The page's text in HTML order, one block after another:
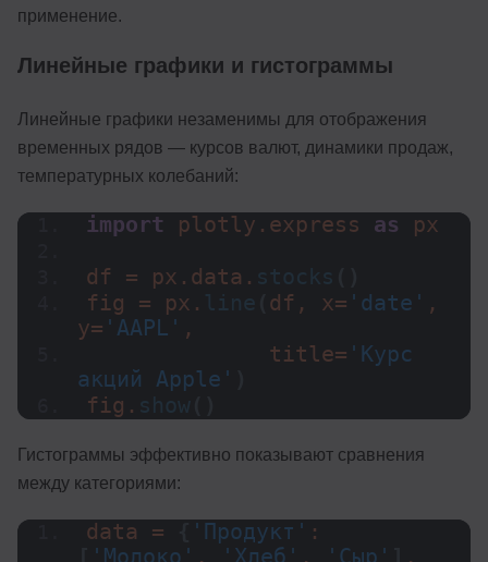
применение.
Линейные графики и гистограммы
Линейные графики незаменимы для отображения
временных рядов — курсов валют, динамики продаж,
температурных колебаний:
import plotly.express as px
df = px.data. stocks
fig = px. line df, x= 'date' ,
y= 'AAPL' ,
              title=
'Курс
акций Apple'
fig. show
Гистограммы эффективно показывают сравнения
между категориями:
data = 'Продукт'